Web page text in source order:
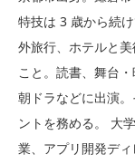
特技は 3 歳から続
外旅行、ホテルと
こと。読書、舞台
朝ドラなどに出演
ントを務める。 大
業、アプリ開発ディ